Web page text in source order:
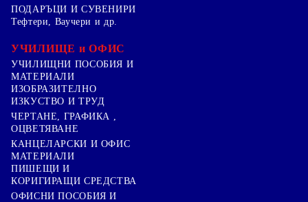
ПОДАРЪЦИ И СУВЕНИРИ
Тефтери, Ваучери и др.
УЧИЛИЩЕ и ОФИС
УЧИЛИЩНИ ПОСОБИЯ И
МАТЕРИАЛИ
ИЗОБРАЗИТЕЛНО
ИЗКУСТВО И ТРУД
ЧЕРТАНЕ, ГРАФИКА ,
ОЦВЕТЯВАНЕ
КАНЦЕЛАРСКИ И ОФИС
МАТЕРИАЛИ
ПИШЕЩИ И
КОРИГИРАЩИ СРЕДСТВА
ОФИСНИ ПОСОБИЯ И